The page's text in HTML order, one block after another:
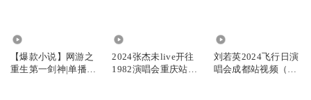
【爆款小说】网游之
重生第一剑神|单播|
2024张杰未live开往
1982演唱会重庆站视
刘若英2024飞行日演
唱会成都站视频（仅